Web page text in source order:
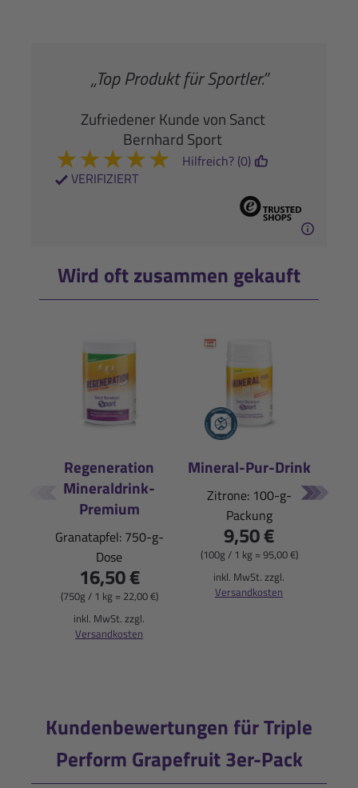
„Top Produkt für Sportler.”
Zufriedener Kunde von Sanct
Bernhard Sport
★★★★★
VERIFIZIERT
Hilfreich? (0)
Wird oft zusammen gekauft
Regeneration
Mineraldrink-
Premium
Granatapfel: 750-g-
Dose
16,50 €
(750g / 1 kg = 22,00 €)
inkl. MwSt. zzgl.
Versandkosten
Mineral-Pur-Drink
Zitrone: 100-g-
Packung
9,50 €
(100g / 1 kg = 95,00 €)
inkl. MwSt. zzgl.
Versandkosten
Kundenbewertungen für Triple
Perform Grapefruit 3er-Pack